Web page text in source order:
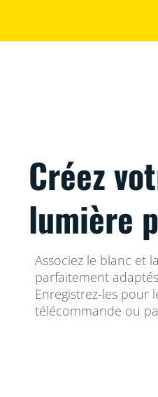
Créez
lumière
Associez le blanc et
parfaitement
Enregistrez-les pour
télécommande ou